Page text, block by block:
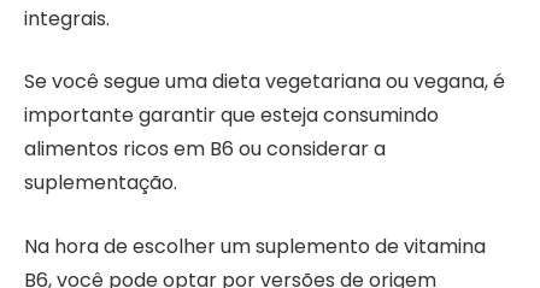
integrais.
Se você segue uma dieta vegetariana ou vegana, é
importante garantir que esteja consumindo
alimentos ricos em B6 ou considerar a
suplementação.
Na hora de escolher um suplemento de vitamina
B6, você pode optar por versões de origem